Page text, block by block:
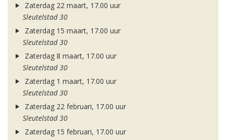
Zaterdag 22 maart, 17.00 uur
Sleutelstad 30
Zaterdag 15 maart, 17.00 uur
Sleutelstad 30
Zaterdag 8 maart, 17.00 uur
Sleutelstad 30
Zaterdag 1 maart, 17.00 uur
Sleutelstad 30
Zaterdag 22 februari, 17.00 uur
Sleutelstad 30
Zaterdag 15 februari, 17.00 uur